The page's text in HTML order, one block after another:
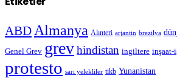
ABD Almanya Alınteri arjantin brezilya
Genel Grev grevhindistan ingiltere inşaat-
protesto sarı yelekliler tikb Yunanistan